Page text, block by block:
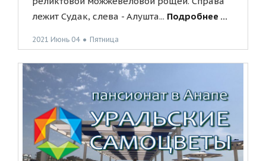
лежит Судак, слева - Алушта... Подробнее ...
2021 Июнь 04 ● Пятница